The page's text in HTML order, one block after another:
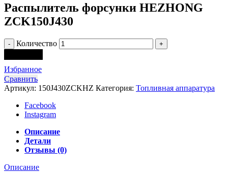
Распылитель форсунки HEZHONG
ZCK150J430
Количество
Избранное
Сравнить
Артикул: 150J430ZCKHZ Категория: Топливная аппаратура
Facebook
Instagram
Описание
Детали
Отзывы (0)
Описание